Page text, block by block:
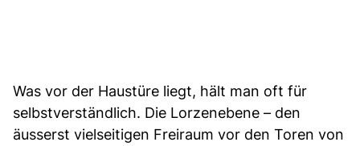
Was vor der Haustüre liegt, hält man oft für
selbstverständlich. Die Lorzenebene – den
äusserst vielseitigen Freiraum vor den Toren von